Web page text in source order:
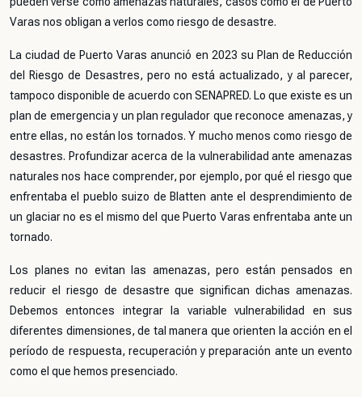
Varas nos obligan a verlos como riesgo de desastre.
La ciudad de Puerto Varas anunció en 2023 su Plan de Reducción
del Riesgo de Desastres, pero no está actualizado, y al parecer,
tampoco disponible de acuerdo con SENAPRED. Lo que existe es un
plan de emergencia y un plan regulador que reconoce amenazas, y
entre ellas, no están los tornados. Y mucho menos como riesgo de
desastres. Profundizar acerca de la vulnerabilidad ante amenazas
naturales nos hace comprender, por ejemplo, por qué el riesgo que
enfrentaba el pueblo suizo de Blatten ante el desprendimiento de
un glaciar no es el mismo del que Puerto Varas enfrentaba ante un
tornado.
Los planes no evitan las amenazas, pero están pensados en
reducir el riesgo de desastre que significan dichas amenazas.
Debemos entonces integrar la variable vulnerabilidad en sus
diferentes dimensiones, de tal manera que orienten la acción en el
período de respuesta, recuperación y preparación ante un evento
como el que hemos presenciado.